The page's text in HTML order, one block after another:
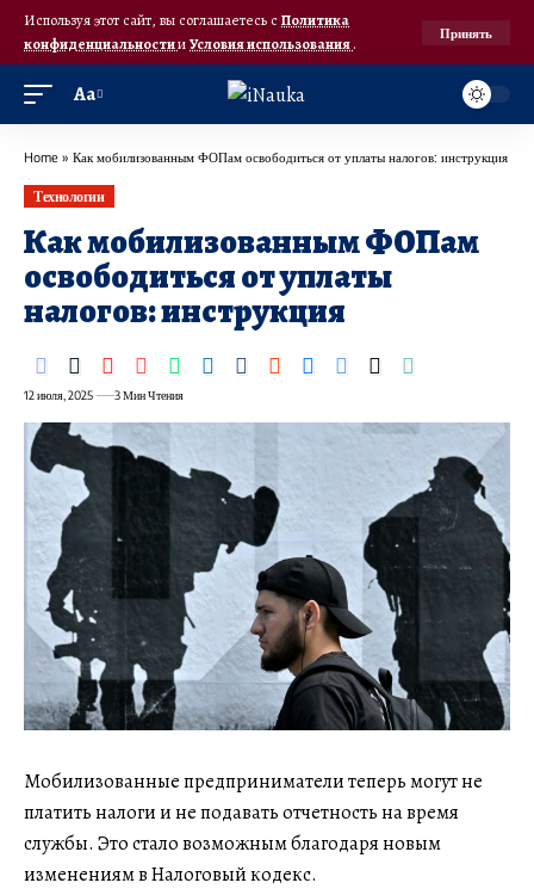
Используя этот сайт, вы соглашаетесь с Политика
конфиденциальностииУсловия использования.
Принять
Аа
Home » Как мобилизованным ФОПам освободиться от уплаты налогов: инструкция
Технологии
Как мобилизованным ФОПам
освободиться от уплаты
налогов: инструкция
12 июля, 2025 3 Мин Чтения
Мобилизованные предприниматели теперь могут не
платить налоги и не подавать отчетность на время
службы. Это стало возможным благодаря новым
изменениям в Налоговый кодекс.